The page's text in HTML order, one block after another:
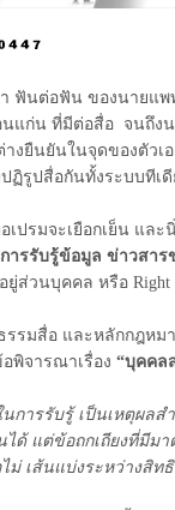
ฟันต่อฟัน ของนายแพ
แก่น ที่มีต่อสื่อ จนถึงน
งยืนยันในจุดของตัวเ
ฏิรูปสื่อกันทั้งระบบทีเดี
เปรมจะเยือกเย็น แล
ารรับรู้ข้อมูล ข่าวสาร
ยู่ส่วนบุคคล หรือ Right
รรมสื่อ และหลักกฎหม
พิจารณาเรื่อง “บุคคล
การรับรู้ เป็นเหตุผล
ได้ แต่ข้อถกเถียงที่มีม
ม่ เส้นแบ่งระหว่างสิ